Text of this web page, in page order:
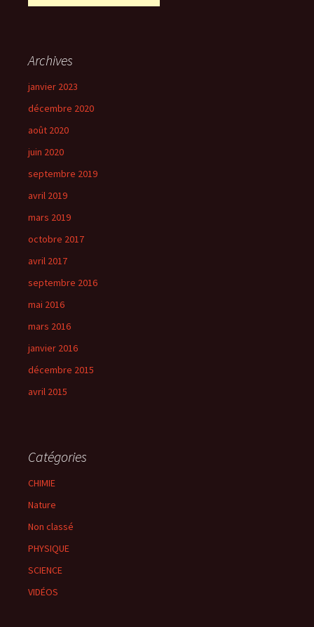
Archives
janvier 2023
décembre 2020
août 2020
juin 2020
septembre 2019
avril 2019
mars 2019
octobre 2017
avril 2017
septembre 2016
mai 2016
mars 2016
janvier 2016
décembre 2015
avril 2015
Catégories
CHIMIE
Nature
Non classé
PHYSIQUE
SCIENCE
VIDÉOS